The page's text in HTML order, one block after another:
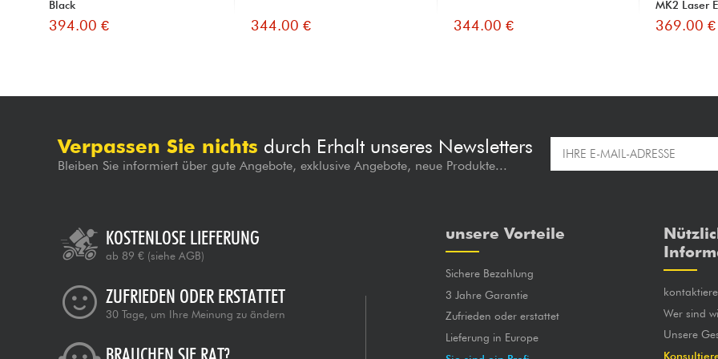
Black
394.00 € 344.00 € 344.00 €
MK2 Laser
369.00 €
Verpassen Sie nichts durch Erhalt unseres Newsletters
Bleiben Sie informiert über gute Angebote, exklusive Angebote, neue Produkte...
KOSTENLOSE LIEFERUNG
ab 89 € (siehe AGB)
ZUFRIEDEN ODER ERSTATTET
30 Tage, um Ihre Meinung zu ändern
unsere Vorteile
Sichere Bezahlung
3 Jahre Garantie
Zufrieden oder erstattet
Lieferung in Europe
Wer sind
Unsere